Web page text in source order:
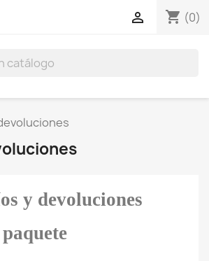
shopping_cart (0)

y devoluciones